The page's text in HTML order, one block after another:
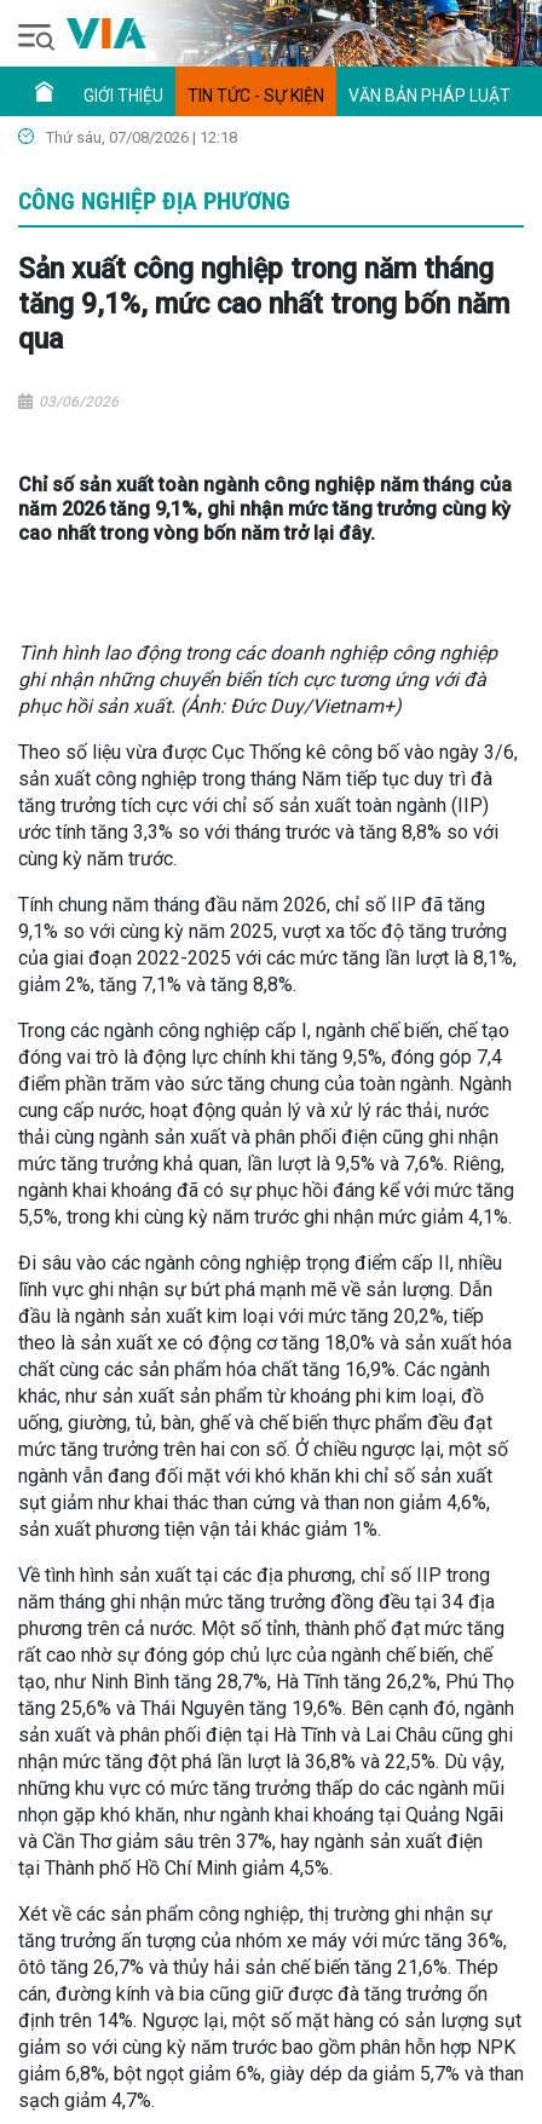
GIỚI THIỆU TIN TỨC - SỰ KIỆN VĂN BẢN PHÁP LUẬT
Thứ sáu, 07/08/2026 | 12:18
CÔNG NGHIỆP ĐỊA PHƯƠNG
Sản xuất công nghiệp trong năm tháng
tăng 9,1%, mức cao nhất trong bốn năm
qua
03/06/2026
Chỉ số sản xuất toàn ngành công nghiệp năm tháng của
năm 2026 tăng 9,1%, ghi nhận mức tăng trưởng cùng kỳ
cao nhất trong vòng bốn năm trở lại đây.
Tình hình lao động trong các doanh nghiệp công nghiệp
ghi nhận những chuyển biến tích cực tương ứng với đà
phục hồi sản xuất. (Ảnh: Đức Duy/Vietnam+)
Theo số liệu vừa được Cục Thống kê công bố vào ngày 3/6,
sản xuất công nghiệp trong tháng Năm tiếp tục duy trì đà
tăng trưởng tích cực với chỉ số sản xuất toàn ngành (IIP)
ước tính tăng 3,3% so với tháng trước và tăng 8,8% so với
cùng kỳ năm trước.
Tính chung năm tháng đầu năm 2026, chỉ số IIP đã tăng
9,1% so với cùng kỳ năm 2025, vượt xa tốc độ tăng trưởng
của giai đoạn 2022-2025 với các mức tăng lần lượt là 8,1%,
giảm 2%, tăng 7,1% và tăng 8,8%.
Trong các ngành công nghiệp cấp I, ngành chế biến, chế tạo
đóng vai trò là động lực chính khi tăng 9,5%, đóng góp 7,4
điểm phần trăm vào sức tăng chung của toàn ngành. Ngành
cung cấp nước, hoạt động quản lý và xử lý rác thải, nước
thải cùng ngành sản xuất và phân phối điện cũng ghi nhận
mức tăng trưởng khả quan, lần lượt là 9,5% và 7,6%. Riêng,
ngành khai khoáng đã có sự phục hồi đáng kể với mức tăng
5,5%, trong khi cùng kỳ năm trước ghi nhận mức giảm 4,1%.
Đi sâu vào các ngành công nghiệp trọng điểm cấp II, nhiều
lĩnh vực ghi nhận sự bứt phá mạnh mẽ về sản lượng. Dẫn
đầu là ngành sản xuất kim loại với mức tăng 20,2%, tiếp
theo là sản xuất xe có động cơ tăng 18,0% và sản xuất hóa
chất cùng các sản phẩm hóa chất tăng 16,9%. Các ngành
khác, như sản xuất sản phẩm từ khoáng phi kim loại, đồ
uống, giường, tủ, bàn, ghế và chế biến thực phẩm đều đạt
mức tăng trưởng trên hai con số. Ở chiều ngược lại, một số
ngành vẫn đang đối mặt với khó khăn khi chỉ số sản xuất
sụt giảm như khai thác than cứng và than non giảm 4,6%,
sản xuất phương tiện vận tải khác giảm 1%.
Về tình hình sản xuất tại các địa phương, chỉ số IIP trong
năm tháng ghi nhận mức tăng trưởng đồng đều tại 34 địa
phương trên cả nước. Một số tỉnh, thành phố đạt mức tăng
rất cao nhờ sự đóng góp chủ lực của ngành chế biến, chế
tạo, như Ninh Bình tăng 28,7%, Hà Tĩnh tăng 26,2%, Phú Thọ
tăng 25,6% và Thái Nguyên tăng 19,6%. Bên cạnh đó, ngành
sản xuất và phân phối điện tại Hà Tĩnh và Lai Châu cũng ghi
nhận mức tăng đột phá lần lượt là 36,8% và 22,5%. Dù vậy,
những khu vực có mức tăng trưởng thấp do các ngành mũi
nhọn gặp khó khăn, như ngành khai khoáng tại Quảng Ngãi
và Cần Thơ giảm sâu trên 37%, hay ngành sản xuất điện
tại Thành phố Hồ Chí Minh giảm 4,5%.
Xét về các sản phẩm công nghiệp, thị trường ghi nhận sự
tăng trưởng ấn tượng của nhóm xe máy với mức tăng 36%,
ôtô tăng 26,7% và thủy hải sản chế biến tăng 21,6%. Thép
cán, đường kính và bia cũng giữ được đà tăng trưởng ổn
định trên 14%. Ngược lại, một số mặt hàng có sản lượng sụt
giảm so với cùng kỳ năm trước bao gồm phân hỗn hợp NPK
giảm 6,8%, bột ngọt giảm 6%, giày dép da giảm 5,7% và than
sạch giảm 4,7%.